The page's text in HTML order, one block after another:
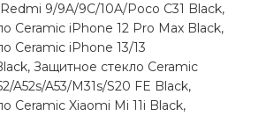
9/9A/9C/10A/Poco C31 Black,
Ceramic iPhone 12 Pro Max Black,
Ceramic iPhone 13/13
Защитное стекло Ceramic
A52s/A53/M31s/S20 FE Black,
Ceramic Xiaomi Mi 11i Black,